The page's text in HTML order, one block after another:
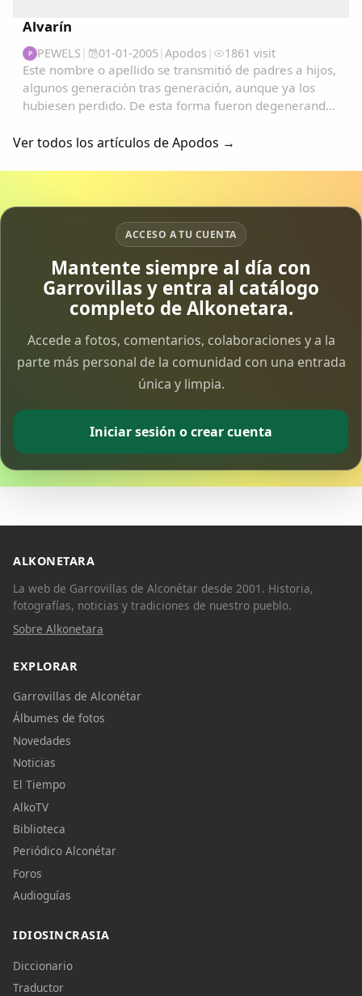
Alvarín
P PEWELS | 01-01-2005| Apodos | 1861 visit
Este nombre o apellido se transmitió de padres a hijos,
algunos generación tras generación, aunque ya los
hubiesen perdido. De esta forma fueron degenerando
Ver todos los artículos de Apodos →
ACCESO A TU CUENTA
Mantente siempre al día con
Garrovillas y entra al catálogo
completo de Alkonetara.
Accede a fotos, comentarios, colaboraciones y a la
parte más personal de la comunidad con una entrada
única y limpia.
Iniciar sesión o crear cuenta
ALKONETARA
La web de Garrovillas de Alconétar desde 2001. Historia,
fotografías, noticias y tradiciones de nuestro pueblo.
Sobre Alkonetara
EXPLORAR
Garrovillas de Alconétar
Álbumes de fotos
Novedades
Noticias
El Tiempo
AlkoTV
Biblioteca
Periódico Alconétar
Foros
Audioguías
IDIOSINCRASIA
Diccionario
Traductor